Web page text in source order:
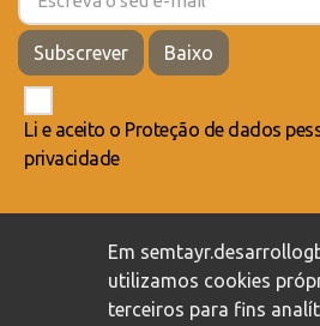
Subscrever Baixo
Li e aceito o Proteção de dados
privacidade
Política de privacidade
/ Política de
Em
utilizamos cookies
terceiros para fins